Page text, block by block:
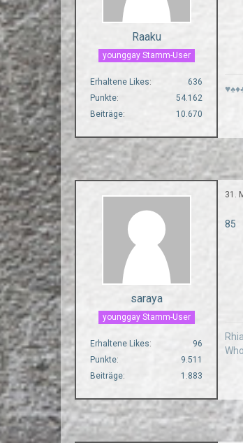
Raaku
younggay Stamm-User
Erhaltene Likes
636
Punkte
54.162
Beiträge
10.670
saraya
younggay Stamm-User
Erhaltene Likes
96
Punkte
9.511
Beiträge
1.883
31.
85